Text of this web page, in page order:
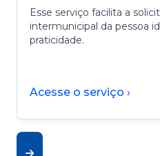
Esse serviço facilita a
intermunicipal da pessoa
praticidade.
Acesse o serviço ›